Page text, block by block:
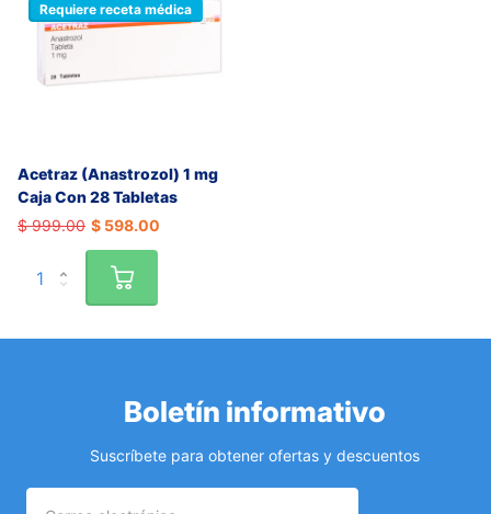
Requiere receta médica
Acetraz (Anastrozol) 1 mg
Caja Con 28 Tabletas
$ 999.00 $ 598.00
Boletín informativo
Suscríbete para obtener ofertas y descuentos